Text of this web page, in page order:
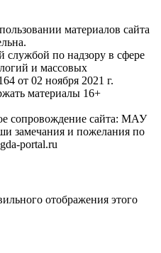
материалов сайта
службой по надзору в сфере
и массовых
от 02 ноября 2021 г.
материалы 16+
сопровождение сайта: МАУ
замечания и пожелания по
portal.ru
отображения этого